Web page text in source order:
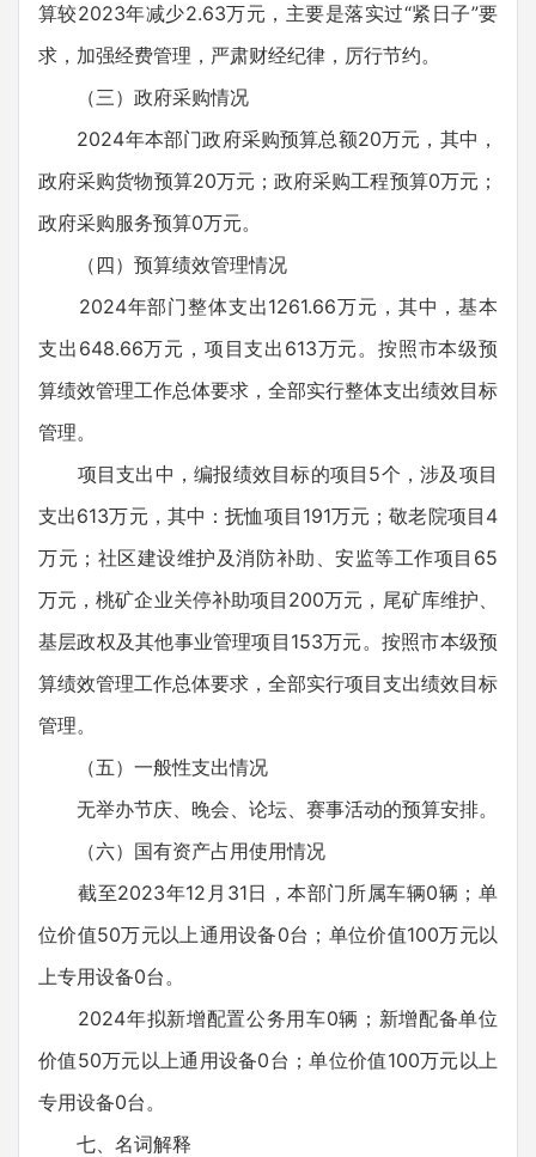
算较2023年减少2.63万元，主要是落实过“紧日子”要
求，加强经费管理，严肃财经纪律，厉行节约。
（三）政府采购情况
2024年本部门政府采购预算总额20万元，其中，
政府采购货物预算20万元；政府采购工程预算0万元；
政府采购服务预算0万元。
（四）预算绩效管理情况
2024年部门整体支出1261.66万元，其中，基本
支出648.66万元，项目支出613万元。按照市本级预
算绩效管理工作总体要求，全部实行整体支出绩效目标
管理。
项目支出中，编报绩效目标的项目5个，涉及项目
支出613万元，其中：抚恤项目191万元；敬老院项目4
万元；社区建设维护及消防补助、安监等工作项目65
万元，桃矿企业关停补助项目200万元，尾矿库维护、
基层政权及其他事业管理项目153万元。按照市本级预
算绩效管理工作总体要求，全部实行项目支出绩效目标
管理。
（五）一般性支出情况
无举办节庆、晚会、论坛、赛事活动的预算安排。
（六）国有资产占用使用情况
截至2023年12月31日，本部门所属车辆0辆；单
位价值50万元以上通用设备0台；单位价值100万元以
上专用设备0台。
2024年拟新增配置公务用车0辆；新增配备单位
价值50万元以上通用设备0台；单位价值100万元以上
专用设备0台。
七、名词解释